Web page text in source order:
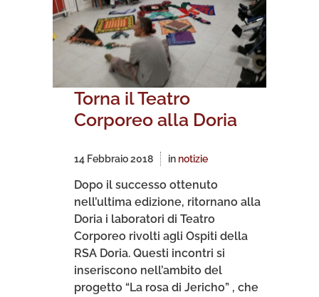
Torna il Teatro
Corporeo alla Doria
14 Febbraio 2018 in notizie
Dopo il successo ottenuto
nell’ultima edizione, ritornano alla
Doria i laboratori di Teatro
Corporeo rivolti agli Ospiti della
RSA Doria. Questi incontri si
inseriscono nell’ambito del
progetto “La rosa di Jericho” , che